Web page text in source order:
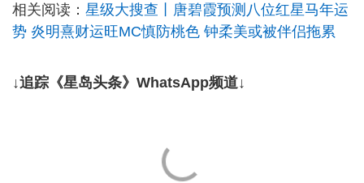
相关阅读： 星级大搜查丨唐碧霞预测八位红星马年运
势 炎明熹财运旺MC慎防桃色 钟柔美或被伴侣拖累
↓追踪《星岛头条》WhatsApp频道↓